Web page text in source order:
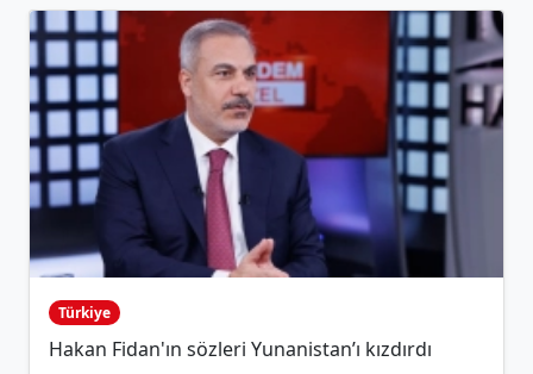
Türkiye
Hakan Fidan'ın sözleri Yunanistan’ı kızdırdı